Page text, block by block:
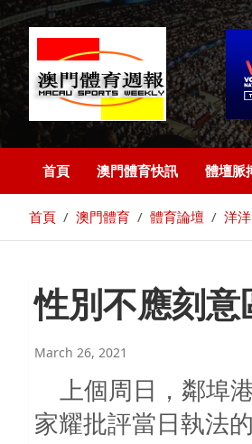
首頁 澳門體育快訊 體壇脈
首頁 澳門體育 體育論壇 洋
性別不應刻
March 26, 2021
上個周日，鄰埠
家耀批評當日執法